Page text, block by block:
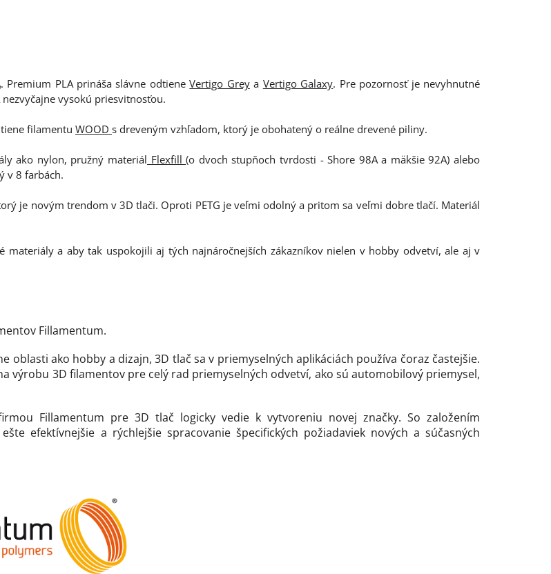
. Premium PLA prináša slávne odtieneVertigo Greya Vertigo Galaxy. Pre pozornosť je nevyhnutné
vysokú priesvitnosťou.
filamentu WOOD s dreveným vzhľadom, ktorý je obohatený o reálne drevené piliny.
ako nylon, pružný materiál Flexfill(o dvoch stupňoch tvrdosti - Shore 98A a mäkšie 92A) alebo
v 8 farbách.
je novým trendom v 3D tlači. Oproti PETG je veľmi odolný a pritom sa veľmi dobre tlačí. Materiál
a aby tak uspokojili aj tých najnáročnejších zákazníkov nielen v hobby odvetví, ale aj v
Fillamentum.
oblasti ako hobby a dizajn, 3D tlač sa v priemyselných aplikáciách používa čoraz častejšie.
výrobu 3D filamentov pre celý rad priemyselných odvetví, ako sú automobilový priemysel,
Fillamentum pre 3D tlač logicky vedie k vytvoreniu novej značky. So založením
efektívnejšie a rýchlejšie spracovanie špecifických požiadaviek nových a súčasných